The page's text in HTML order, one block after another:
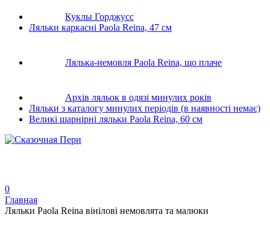
Куклы Горджусс
Ляльки каркаснi Paola Reina, 47 см
Лялька-немовля Paola Reina, що плаче
Архів ляльок в одязі минулих років
Ляльки з каталогу минулих періодів (в наявності немає)
Великi шарнiрнi ляльки Paola Reina, 60 см
0
Главная
Ляльки Paola Reina вiнiловi немовлята та малюки